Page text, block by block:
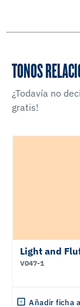
TONOS
¿Todavía no
gratis!
Light and
V047-1
Añadir ficha